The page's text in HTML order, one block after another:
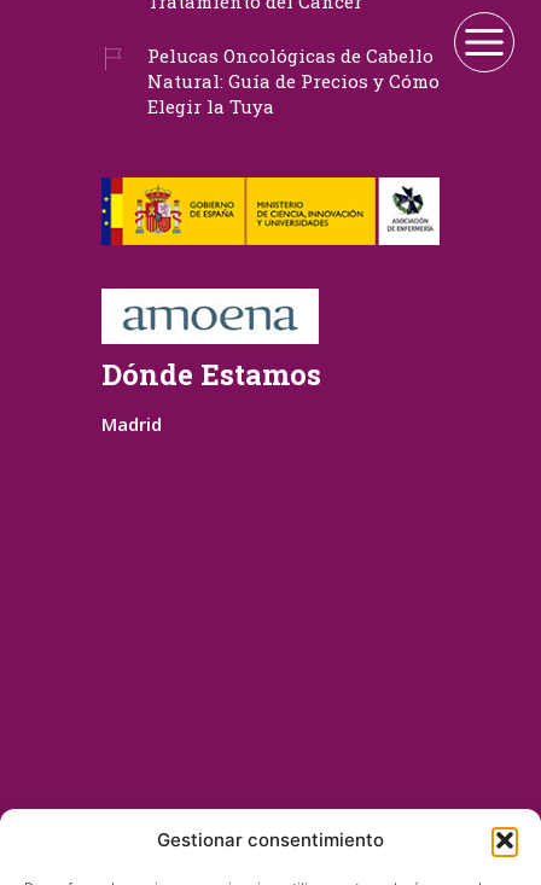
Gestionar consentimiento
Pelucas Oncológicas de Cabello
Natural: Guía de Precios y Cómo
Elegir la Tuya
Dónde Estamos
Madrid